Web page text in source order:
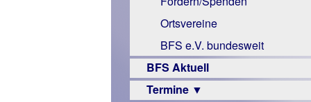
Links
Ortsvereine
BFS e.V. bundesweit
BFS Aktuell
Termine ▼